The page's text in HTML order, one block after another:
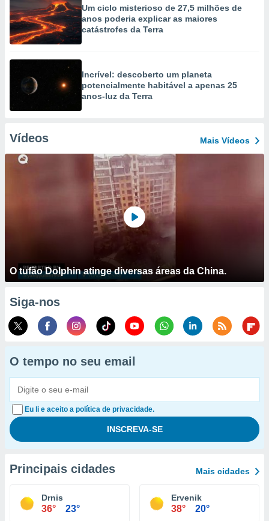
Um ciclo misterioso de 27,5 milhões de
anos poderia explicar as maiores
catástrofes da Terra
Incrível: descoberto um planeta
potencialmente habitável a apenas 25
anos-luz da Terra
Vídeos Mais Vídeos
O tufão Dolphin atinge diversas áreas da China.
Siga-nos
O tempo no seu email
Eu li e aceito a política de privacidade.
Principais cidades Mais cidades
Drnis
36° 23°
Ervenik
38° 20°